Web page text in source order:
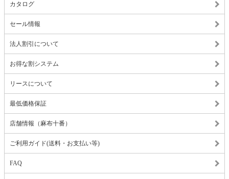
カタログ
セール情報
法人割引について
お得な割システム
リースについて
最低価格保証
店舗情報（麻布十番）
ご利用ガイド(送料・お支払い等)
FAQ